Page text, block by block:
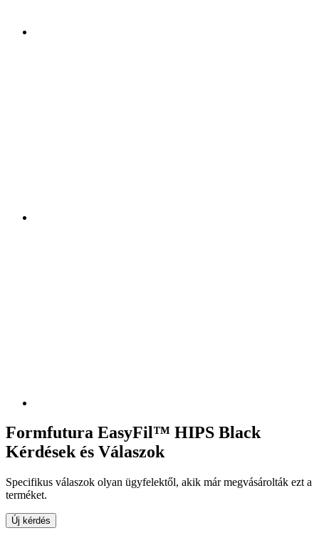
Formfutura EasyFil™ HIPS Black
Kérdések és Válaszok
Specifikus válaszok olyan ügyfelektől, akik már megvásárolták ezt a
terméket.
Új kérdés